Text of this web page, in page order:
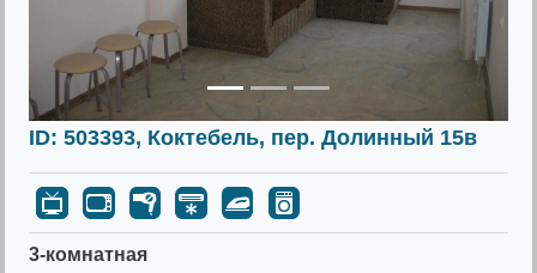
ID: 503393, Коктебель, пер. Долинный 15в
3-комнатная